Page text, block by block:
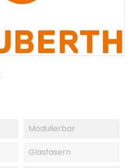
Modulierbar
Glasfasern